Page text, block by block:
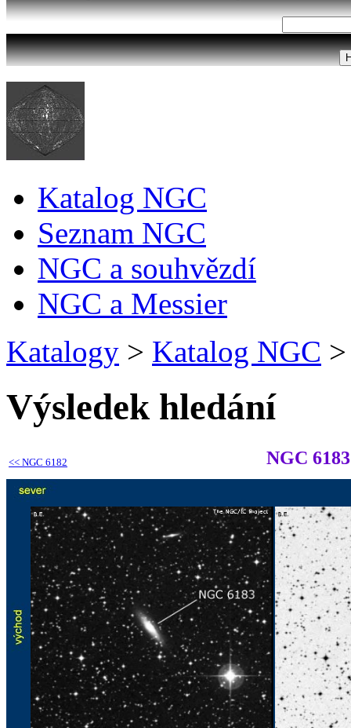
Katalog NGC
Seznam NGC
NGC a souhvězdí
NGC a Messier
Katalogy > Katalog NGC >
Výsledek hledání
<< NGC 6182 NGC 6183